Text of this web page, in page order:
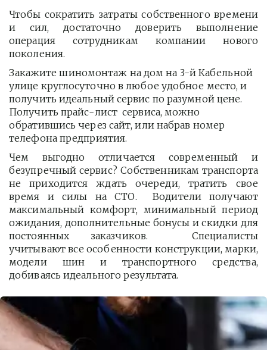
Чтобы сократить затраты собственного времени
и сил, достаточно доверить выполнение
операция сотрудникам компании нового
поколения.
Закажите шиномонтаж на дом на 3-й Кабельной
улице круглосуточно в любое удобное место, и
получить идеальный сервис по разумной цене.
Получить прайс-лист  сервиса, можно
обратившись через сайт, или набрав номер
телефона предприятия.
Чем выгодно отличается современный и
безупречный сервис? Собственникам транспорта
не приходится ждать очереди, тратить свое
время и силы на СТО. Водители получают
максимальный комфорт, минимальный период
ожидания, дополнительные бонусы и скидки для
постоянных заказчиков. Специалисты
учитывают все особенности конструкции, марки,
модели шин и транспортного средства,
добиваясь идеального результата.